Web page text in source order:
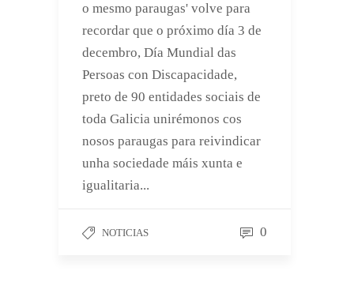
o mesmo paraugas' volve para
recordar que o próximo día 3 de
decembro, Día Mundial das
Persoas con Discapacidade,
preto de 90 entidades sociais de
toda Galicia unirémonos cos
nosos paraugas para reivindicar
unha sociedade máis xunta e
igualitaria...
NOTICIAS 0